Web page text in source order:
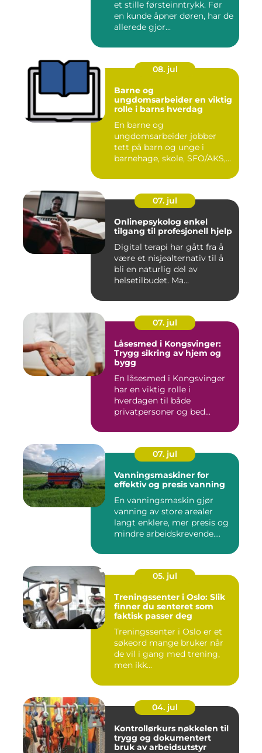
et stille førsteinntrykk. Før
en kunde åpner døren, har de
allerede gjor...
08. jul
Barne og
ungdomsarbeider en viktig
rolle i barns hverdag
En barne og
ungdomsarbeider jobber
tett på barn og unge i
barnehage, skole, SFO/AKS,
07. jul
Onlinepsykolog enkel
tilgang til profesjonell hjelp
Digital terapi har gått fra å
være et nisjealternativ til å
bli en naturlig del av
helsetilbudet. Ma...
07. jul
Låsesmed i Kongsvinger:
Trygg sikring av hjem og
bygg
En låsesmed i Kongsvinger
har en viktig rolle i
hverdagen til både
privatpersoner og bed...
07. jul
Vanningsmaskiner for
effektiv og presis vanning
En vanningsmaskin gjør
vanning av store arealer
langt enklere, mer presis og
mindre arbeidskrevende....
05. jul
Treningssenter i Oslo: Slik
finner du senteret som
faktisk passer deg
Treningssenter i Oslo er et
søkeord mange bruker når
de vil i gang med trening,
men ikk...
04. jul
Kontrollørkurs nøkkelen til
trygg og dokumentert
bruk av arbeidsutstyr